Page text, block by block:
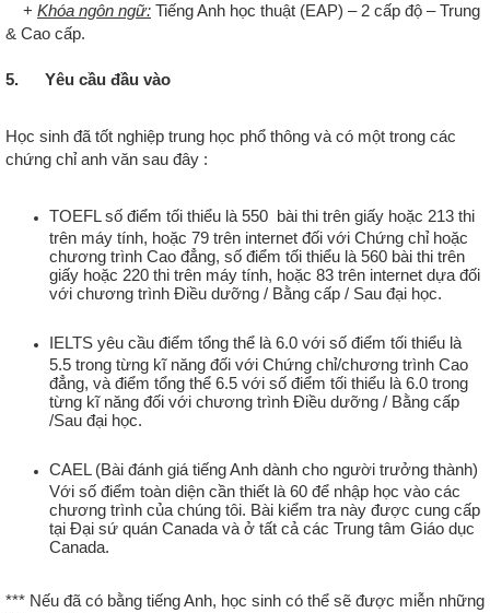
+ Khóa ngôn ngữ: Tiếng Anh học thuật (EAP) – 2 cấp độ – Trung
& Cao cấp.
5. Yêu cầu đầu vào
Học sinh đã tốt nghiệp trung học phổ thông và có một trong các
chứng chỉ anh văn sau đây :
TOEFL số điểm tối thiểu là 550 bài thi trên giấy hoặc 213 thi
trên máy tính, hoặc 79 trên internet đối với Chứng chỉ hoặc
chương trình Cao đẳng, số điểm tối thiểu là 560 bài thi trên
giấy hoặc 220 thi trên máy tính, hoặc 83 trên internet dựa đối
với chương trình Điều dưỡng / Bằng cấp / Sau đại học.
IELTS yêu cầu điểm tổng thể là 6.0 với số điểm tối thiểu là
5.5 trong từng kĩ năng đối với Chứng chỉ/chương trình Cao
đẳng, và điểm tổng thể 6.5 với số điểm tối thiểu là 6.0 trong
từng kĩ năng đối với chương trình Điều dưỡng / Bằng cấp
/Sau đại học.
CAEL (Bài đánh giá tiếng Anh dành cho người trưởng thành)
Với số điểm toàn diện cần thiết là 60 để nhập học vào các
chương trình của chúng tôi. Bài kiểm tra này được cung cấp
tại Đại sứ quán Canada và ở tất cả các Trung tâm Giáo dục
Canada.
*** Nếu đã có bằng tiếng Anh, học sinh có thể sẽ được miễn những